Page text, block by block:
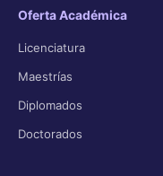
Oferta Académica
Licenciatura
Maestrías
Diplomados
Doctorados